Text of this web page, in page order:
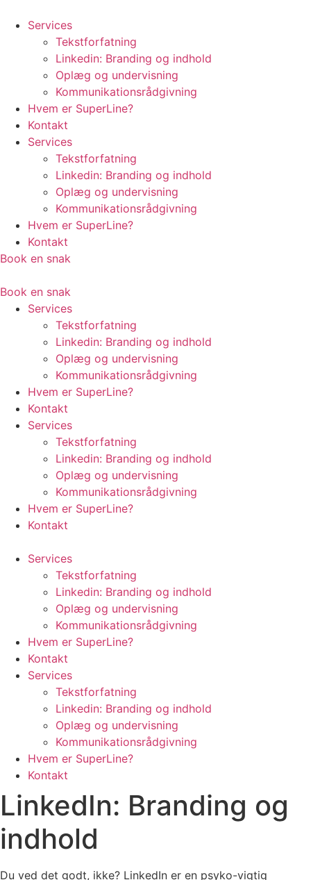
Services
Tekstforfatning
Linkedin: Branding og indhold
Oplæg og undervisning
Kommunikationsrådgivning
Hvem er SuperLine?
Kontakt
Services
Tekstforfatning
Linkedin: Branding og indhold
Oplæg og undervisning
Kommunikationsrådgivning
Hvem er SuperLine?
Kontakt
Book en snak
Book en snak
Services
Tekstforfatning
Linkedin: Branding og indhold
Oplæg og undervisning
Kommunikationsrådgivning
Hvem er SuperLine?
Kontakt
Services
Tekstforfatning
Linkedin: Branding og indhold
Oplæg og undervisning
Kommunikationsrådgivning
Hvem er SuperLine?
Kontakt
Services
Tekstforfatning
Linkedin: Branding og indhold
Oplæg og undervisning
Kommunikationsrådgivning
Hvem er SuperLine?
Kontakt
Services
Tekstforfatning
Linkedin: Branding og indhold
Oplæg og undervisning
Kommunikationsrådgivning
Hvem er SuperLine?
Kontakt
LinkedIn: Branding og
indhold
Du ved det godt, ikke? LinkedIn er en psyko-vigtig